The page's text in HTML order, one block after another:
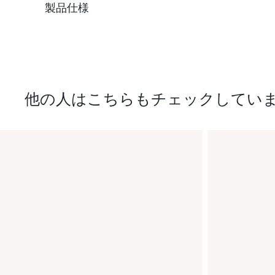
製品仕様
他の人はこちらもチェックしてい